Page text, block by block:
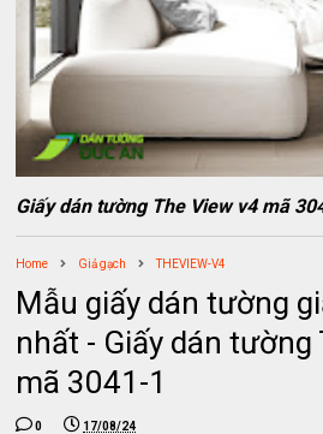
Giấy dán tường The View v4 mã
Home Giả gạch THEVIEW-V4
Mẫu giấy dán tường
nhất - Giấy dán tường
mã 3041-1
0 17/08/24